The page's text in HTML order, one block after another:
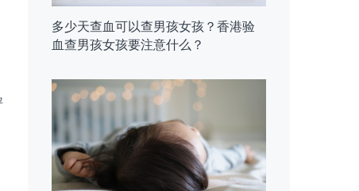
多少天查血可以查男孩女孩？香港验
血查男孩女孩要注意什么？